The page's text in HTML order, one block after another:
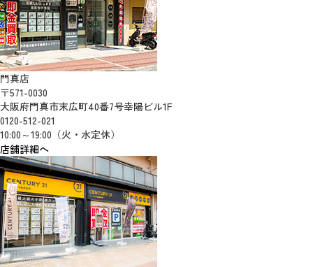
門真店
〒571-0030
大阪府門真市末広町40番7号幸陽ビル1F
0120-512-021
10:00～19:00（火・水定休）
店舗詳細へ